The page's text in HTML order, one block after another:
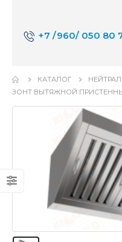
+7 /960/ 050 80
КАТАЛОГ
ЗОНТ ВЫТЯЖНОЙ ПРИСТЕННЫЙ